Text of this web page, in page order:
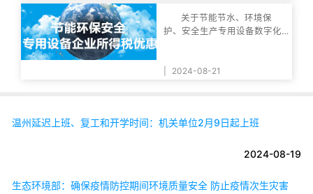
关于节能节水、环境保
护、安全生产专用设备数字化
2024-08-21
温州延迟上班、复工和开学时间：机关单位2月9日起上班
2024-08-19
生态环境部：确保疫情防控期间环境质量安全 防止疫情次生灾害